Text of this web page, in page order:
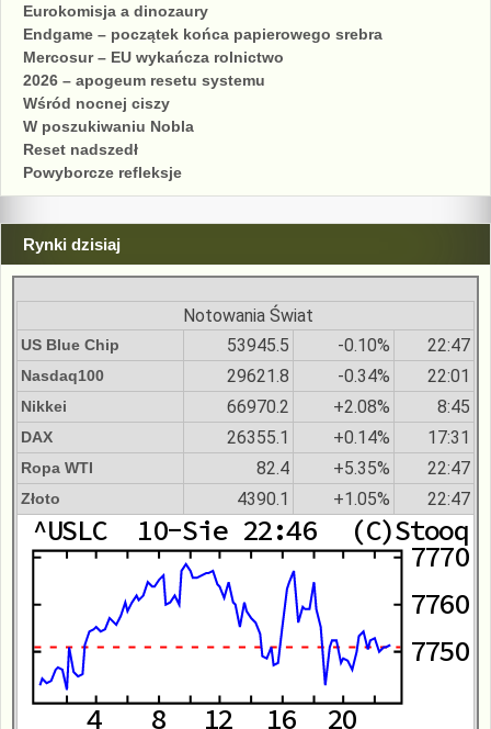
Eurokomisja a dinozaury
Endgame – początek końca papierowego srebra
Mercosur – EU wykańcza rolnictwo
2026 – apogeum resetu systemu
Wśród nocnej ciszy
W poszukiwaniu Nobla
Reset nadszedł
Powyborcze refleksje
Rynki dzisiaj
Notowania Świat
US Blue Chip 53945.5 -0.10% 22:47
Nasdaq100 29621.8 -0.34% 22:01
Nikkei 66970.2 +2.08% 8:45
DAX 26355.1 +0.14% 17:31
Ropa WTI 82.4 +5.35% 22:47
Złoto 4390.1 +1.05% 22:47